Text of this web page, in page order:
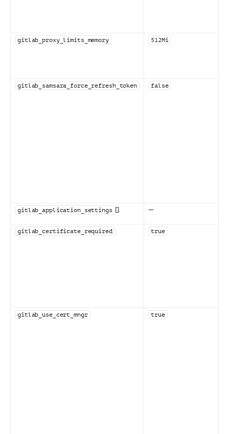
gitlab_proxy_limits_memory 512Mi
gitlab_samsara_force_refresh_token false
gitlab_application_settings []. —
gitlab_certificate_required true
gitlab_use_cert_mngr true